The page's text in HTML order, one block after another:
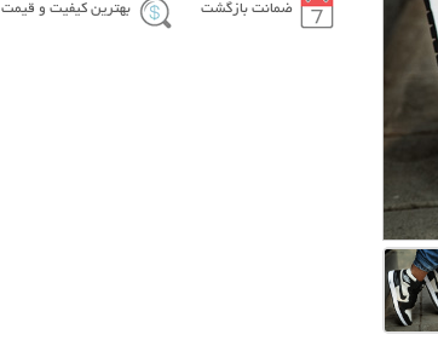
ضمانت بازگشت بهترین کیفیت و قیمت